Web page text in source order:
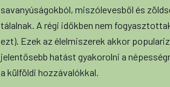
savanyúságokból, miszólevesből és
tálalnak. A régi időkben nem
ezt). Ezek az élelmiszerek akkor
jelentősebb hatást gyakorolni a
a külföldi hozzávalókkal.